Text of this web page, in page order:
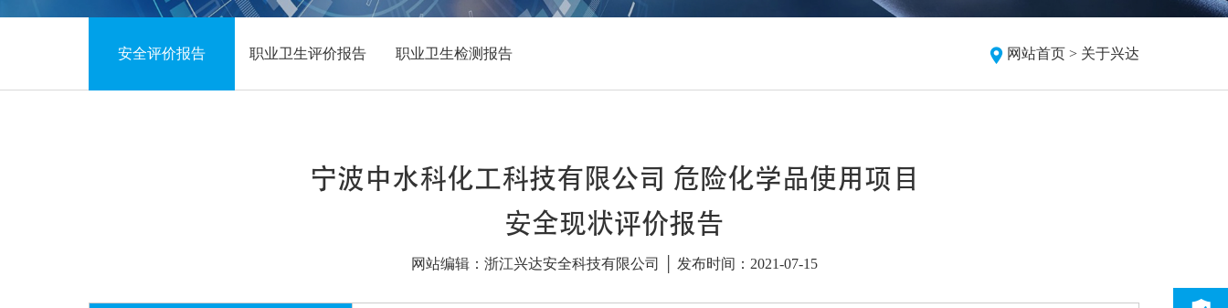
安全评价报告 职业卫生评价报告 职业卫生检测报告 网站首页 > 关于兴达
宁波中水科化工科技有限公司 危险化学品使用项目
安全现状评价报告
网站编辑：浙江兴达安全科技有限公司 │ 发布时间：2021-07-15